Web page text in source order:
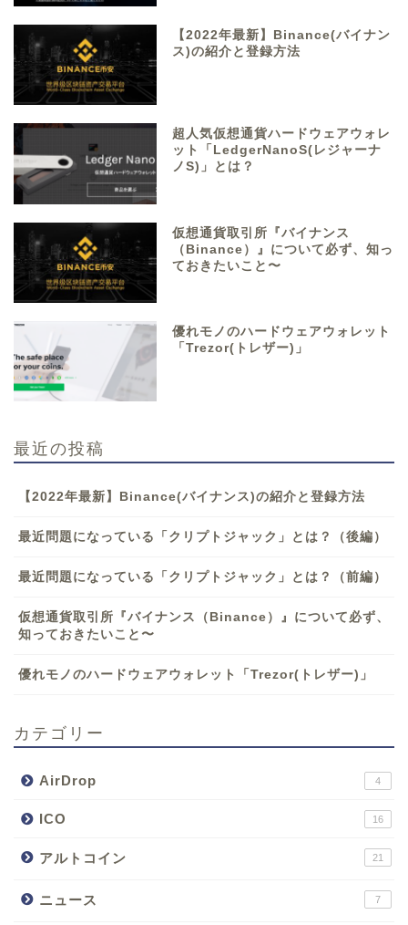
【2022年最新】Binance(バイナン
ス)の紹介と登録方法
超人気仮想通貨ハードウェアウォレ
ット「LedgerNanoS(レジャーナ
ノS)」とは？
仮想通貨取引所『バイナンス
（Binance）』について必ず、知っ
ておきたいこと〜
優れモノのハードウェアウォレット
「Trezor(トレザー)」
最近の投稿
【2022年最新】Binance(バイナンス)の紹介と登録方法
最近問題になっている「クリプトジャック」とは？（後編）
最近問題になっている「クリプトジャック」とは？（前編）
仮想通貨取引所『バイナンス（Binance）』について必ず、
知っておきたいこと〜
優れモノのハードウェアウォレット「Trezor(トレザー)」
カテゴリー
AirDrop 4
ICO 16
アルトコイン 21
ニュース 7